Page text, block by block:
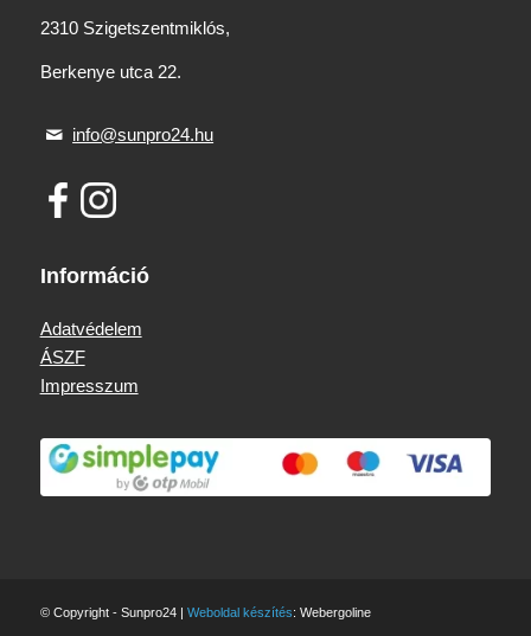
2310 Szigetszentmiklós,
Berkenye utca 22.
info@sunpro24.hu
Információ
Adatvédelem
ÁSZF
Impresszum
© Copyright - Sunpro24 | Weboldal készítés: Webergoline